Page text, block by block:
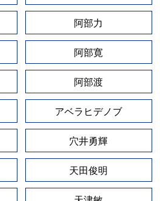
阿部力
阿部寛
阿部渡
アベラヒデノブ
穴井勇輝
天田俊明